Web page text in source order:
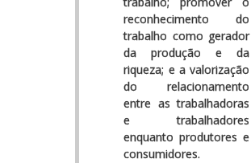
reconhecimento do
trabalho como gerador
da produção e da
riqueza; e a valorização
do relacionamento
entre as trabalhadoras
e trabalhadores
enquanto produtores e
consumidores.